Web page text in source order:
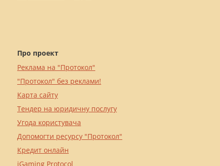
Про проект
Реклама на "Протокол"
"Протокол" без реклами!
Карта сайту
Тендер на юридичну послугу
Угода користувача
Допомогти ресурсу "Протокол"
Кредит онлайн
iGaming Protocol